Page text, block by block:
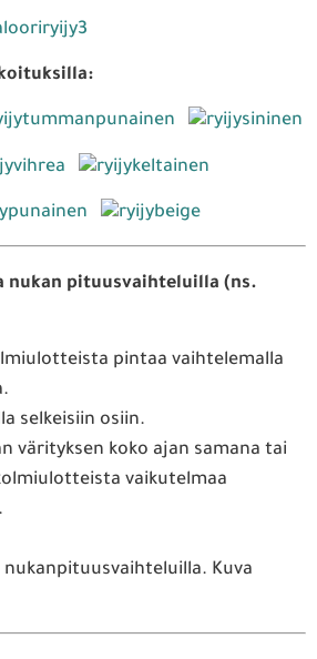
nukan pituusvaihteluilla (ns.
pintaa vaihtelemalla
selkeisiin osiin.
värityksen koko ajan samana tai
vaikutelmaa
Kuva